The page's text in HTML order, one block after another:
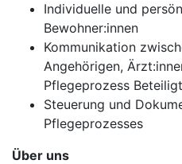
Individuelle und
Bewohner:innen
Kommunikation
Angehörigen,
Pflegeprozess
Steuerung und
Pflegeprozesses
Über uns